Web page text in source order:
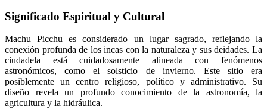
Significado Espiritual y Cultural
Machu Picchu es considerado un lugar sagrado, reflejando la
conexión profunda de los incas con la naturaleza y sus deidades. La
ciudadela está cuidadosamente alineada con fenómenos
astronómicos, como el solsticio de invierno. Este sitio era
posiblemente un centro religioso, político y administrativo. Su
diseño revela un profundo conocimiento de la astronomía, la
agricultura y la hidráulica.